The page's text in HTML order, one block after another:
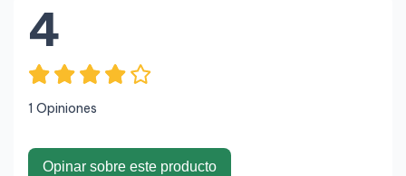
4
1 Opiniones
Opinar sobre este producto